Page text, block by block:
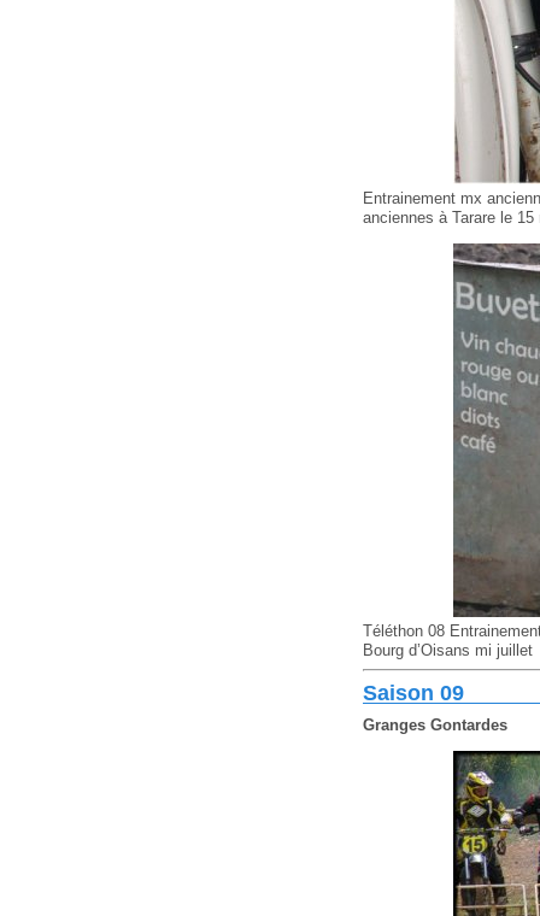
Entrainement mx
anciennes à Tarare le 15
Téléthon 08
Bourg d’Oisans mi juillet
Saison 09
Granges Gontardes